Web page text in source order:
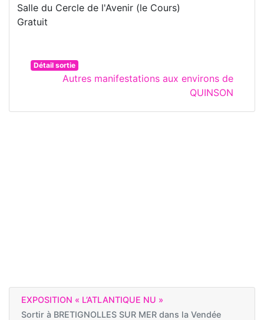
Salle du Cercle de l'Avenir (le Cours)
Gratuit
Détail sortie
Autres manifestations aux environs de
QUINSON
EXPOSITION « L’ATLANTIQUE NU »
Sortir à BRETIGNOLLES SUR MER dans la Vendée